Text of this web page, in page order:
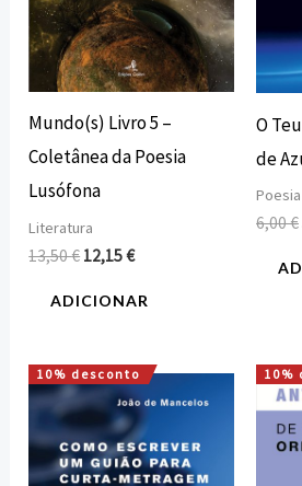
Mundo(s) Livro 5 –
Coletânea da Poesia
Lusófona
Literatura
13,50€ 12,15€
ADICIONAR
O
de
Poesia
6,00€
10% desconto
O
preço
original
era:
8,00 €.
O
preço
atual
é:
7,20 €.
10%